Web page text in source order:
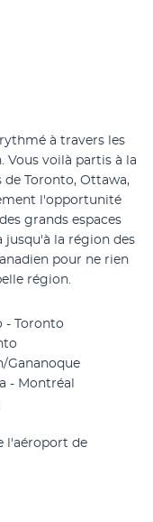
à travers les
Vous voilà partis à la
Toronto, Ottawa,
l'opportunité
grands espaces
jusqu'à la région des
pour ne rien
région.
- Toronto
Gananoque
- Montréal
l'aéroport de